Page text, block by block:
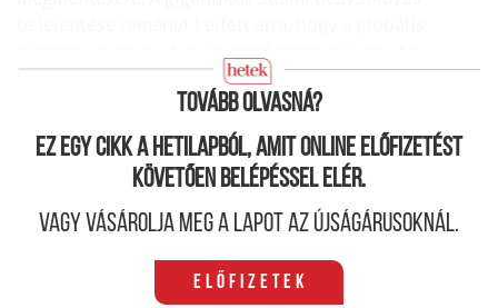
válságból való kilábalásra.
Tovább olvasná?
Ez egy cikk a hetilapból, amit online előfizetést
követően belépéssel elér.
Vagy vásárolja meg a lapot az újságárusoknál.
Előfizetek